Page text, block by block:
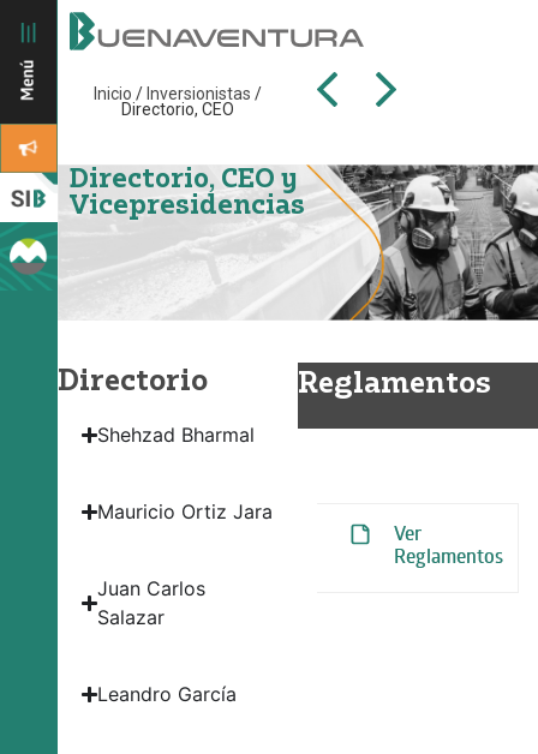
Inicio / Inversionistas /
Directorio, CEO
Directorio, CEO y
Vicepresidencias
Directorio
Shehzad Bharmal
Mauricio Ortiz Jara
Juan Carlos
Salazar
Leandro García
Reglamentos
Ver
Reglamentos